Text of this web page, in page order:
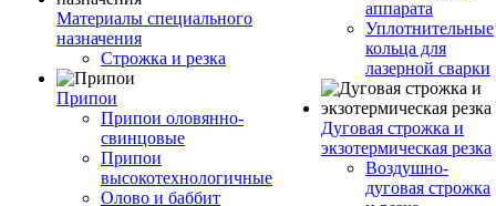
Материалы специального
назначения
Строжка и резка
Припои
Припои оловянно-
свинцовые
Припои
высокотехнологичные
Олово и баббит
аппарата
Уплотнительные
кольца для
лазерной сварки
Дуговая строжка и
экзотермическая резка
Воздушно-
дуговая строжка